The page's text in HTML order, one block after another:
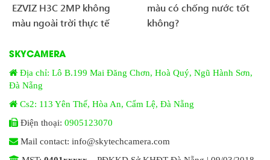
EZVIZ H3C 2MP không
màu ngoài trời thực tế
màu có chống nước tốt
không?
SKYCAMERA
Địa chỉ: Lô B.199 Mai Đăng Chơn, Hoà Quý, Ngũ Hành Sơn,
Đà Nẵng
Cs2: 113 Yên Thế, Hòa An, Cẩm Lệ, Đà Nẵng
Điện thoại: 0905123070
Mail contact: info@skytechcamera.com